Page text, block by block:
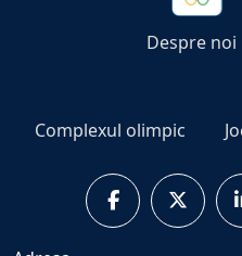
Despre noi
Complexul olimpic